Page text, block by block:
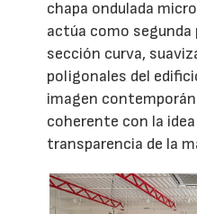
chapa ondulada
actúa como segunda
sección curva,
poligonales del
imagen
coherente con la
transparencia de la